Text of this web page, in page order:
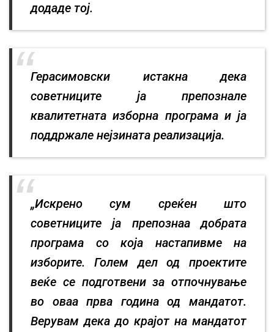
додаде тој.
Герасимовски истакна дека
советниците ја препознале
квалитетната изборна програма и ја
поддржале нејзината реализација.
„Искрено сум среќен што
советниците ја препознаа добрата
програма со која настапивме на
изборите. Голем дел од проектите
веќе се подготвени за отпочнување
во оваа прва година од мандатот.
Верувам дека до крајот на мандатот